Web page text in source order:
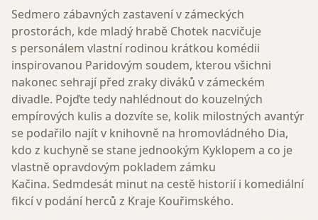
Sedmero zábavných zastavení v zámeckých
prostorách, kde mladý hrabě Chotek nacvičuje
s personálem vlastní rodinou krátkou komédii
inspirovanou Paridovým soudem, kterou všichni
nakonec sehrají před zraky diváků v zámeckém
divadle. Pojďte tedy nahlédnout do kouzelných
empírových kulis a dozvíte se, kolik milostných avantýr
se podařilo najít v knihovně na hromovládného Dia,
kdo z kuchyně se stane jednookým Kyklopem a co je
vlastně opravdovým pokladem zámku
Kačina. Sedmdesát minut na cestě historií i komediální
fikcí v podání herců z Kraje Kouřimského.